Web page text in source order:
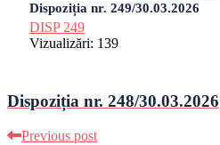
Dispoziția nr. 249/30.03.2026
DISP 249
Vizualizări: 139
Dispoziția nr. 248/30.03.2026
Previous post